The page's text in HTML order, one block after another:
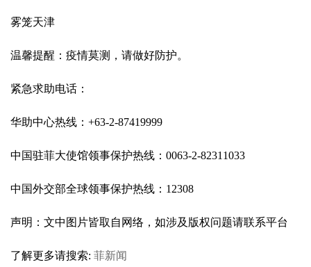
雾笼天津
温馨提醒：疫情莫测，请做好防护。
紧急求助电话：
华助中心热线：+63-2-87419999
中国驻菲大使馆领事保护热线：0063-2-82311033
中国外交部全球领事保护热线：12308
声明：文中图片皆取自网络，如涉及版权问题请联系平台
了解更多请搜索: 菲新闻